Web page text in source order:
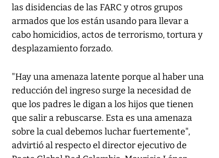
las disidencias de las FARC y otros grupos
armados que los están usando para llevar a
cabo homicidios, actos de terrorismo, tortura y
desplazamiento forzado.
"Hay una amenaza latente porque al haber una
reducción del ingreso surge la necesidad de
que los padres le digan a los hijos que tienen
que salir a rebuscarse. Esta es una amenaza
sobre la cual debemos luchar fuertemente",
advirtió al respecto el director ejecutivo de